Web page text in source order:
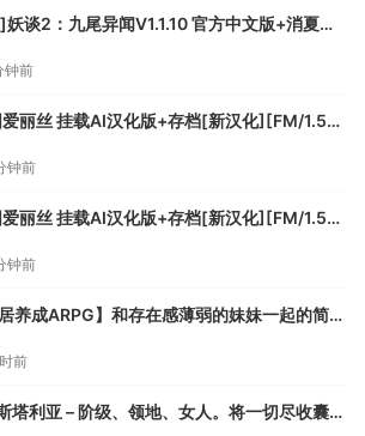
的军队。从英格兰长弓手到凶猛的北欧
边境，与你的敌人展开战斗。
正确的战术决定？那就自己率领士兵去作
的入门游戏，《荣誉骑士2：君主
友战斗
：在合作模式中一起征服中世纪世界，或
常的游戏体验中获得全新的挑战？没问
中选择一个：农民速攻、商品战争或者第
谈2：九尾异闻V1.1.10 官方中文版+消夏节
钟前
丽丝 挂载AI汉化版+存档[新汉化][FM/1.5G/
钟前
丽丝 挂载AI汉化版+存档[新汉化][FM/1.5G/
钟前
养成ARPG】和存在感薄弱的妹妹一起的简单
/迅雷/UC/夸克
前